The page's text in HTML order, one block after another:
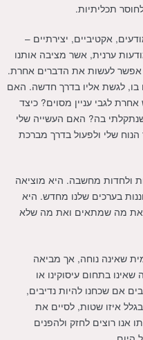
תכליתיות.
אקטיביים, יצירתיים –
ערנית, אשר מציבה אותנו
אפשר לעשות את הדברים אחרת.
בו, לגשת אליו בדרך חדשה. האם
לגבי עניין מסוים? כיצד
שנתקלתי בה? האם העשייה שלי
שלי ולפעול בדרך מברכת
ולחדות מחשבה. היא מוציאה
בערכים שלנו מחדש. היא
את מה שמתאים ואת מה שלא
שאינה נוחה, אך מביאה
בתחום עיסוקינו או
אם שכחנו להיות נדיבים,
איזו שטות, לסיים את
אנו רוצים לחזק ולהפנים